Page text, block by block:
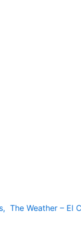
The Weather – El